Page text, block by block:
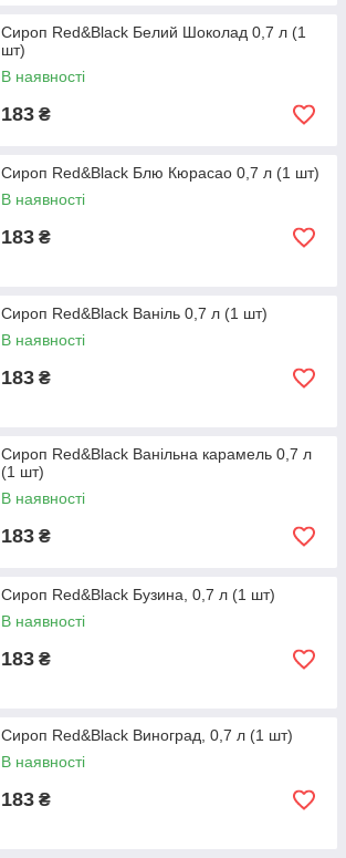
Сироп Red&Black Белий Шоколад 0,7 л (1
шт)
В наявності
183 ₴
Сироп Red&Black Блю Кюрасао 0,7 л (1 шт)
В наявності
183 ₴
Сироп Red&Black Ваніль 0,7 л (1 шт)
В наявності
183 ₴
Сироп Red&Black Ванільна карамель 0,7 л
(1 шт)
В наявності
183 ₴
Сироп Red&Black Бузина, 0,7 л (1 шт)
В наявності
183 ₴
Сироп Red&Black Виноград, 0,7 л (1 шт)
В наявності
183 ₴